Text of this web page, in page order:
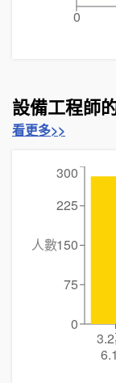
0
設備工程師
看更多>>
0
75
150
225
300
人數